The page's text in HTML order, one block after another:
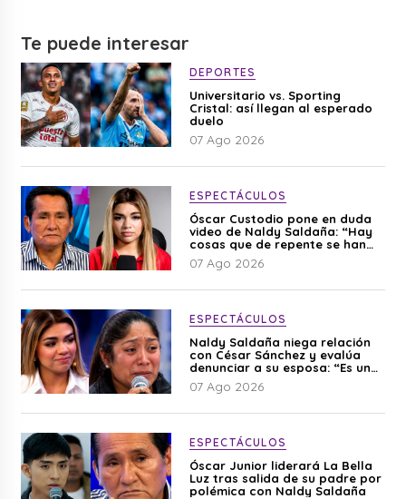
Te puede interesar
DEPORTES
Universitario vs. Sporting
Cristal: así llegan al esperado
duelo
07 Ago 2026
ESPECTÁCULOS
Óscar Custodio pone en duda
video de Naldy Saldaña: “Hay
cosas que de repente se han
editado”
07 Ago 2026
ESPECTÁCULOS
Naldy Saldaña niega relación
con César Sánchez y evalúa
denunciar a su esposa: “Es una
difamación”
07 Ago 2026
ESPECTÁCULOS
Óscar Junior liderará La Bella
Luz tras salida de su padre por
polémica con Naldy Saldaña